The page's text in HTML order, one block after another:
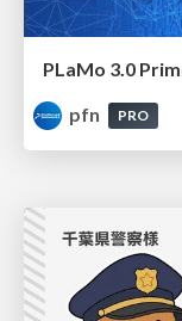
PLaMo 3.0
pfn
PRO